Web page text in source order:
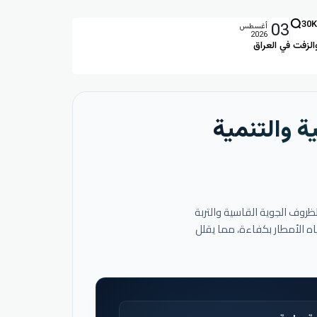
في العراق
30K
03 أغسطس
2026
والتنمية
الجوية القاسية والتربة
الأمطار بكفاءة، مما يقلل